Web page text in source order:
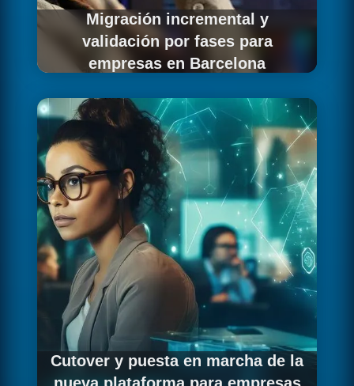
Migración incremental y
validación por fases para
empresas en Barcelona
y controlada, empezando por los
componentes menos críticos del sistema de tu
empresa barcelonesa y avanzando
gradualmente hacia los más importantes.
Cada fase incluye una validación exhaustiva
antes de proceder a la siguiente, garantizando
que ninguna etapa avanza hasta confirmar la
calidad e integridad de los datos ya migrados.
Cutover y puesta en marcha de la